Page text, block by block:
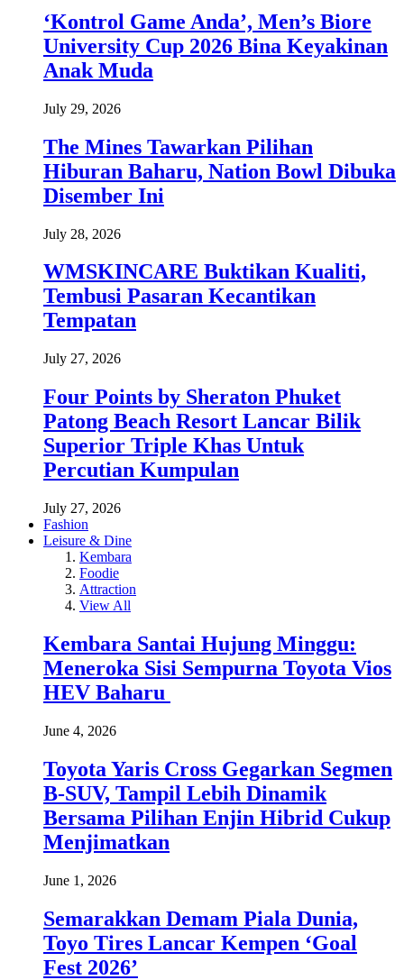
‘Kontrol Game Anda’, Men’s Biore
University Cup 2026 Bina Keyakinan
Anak Muda
July 29, 2026
The Mines Tawarkan Pilihan
Hiburan Baharu, Nation Bowl Dibuka
Disember Ini
July 28, 2026
WMSKINCARE Buktikan Kualiti,
Tembusi Pasaran Kecantikan
Tempatan
July 27, 2026
Four Points by Sheraton Phuket
Patong Beach Resort Lancar Bilik
Superior Triple Khas Untuk
Percutian Kumpulan
July 27, 2026
Fashion
Leisure & Dine
Kembara
Foodie
Attraction
View All
Kembara Santai Hujung Minggu:
Meneroka Sisi Sempurna Toyota Vios
HEV Baharu
June 4, 2026
Toyota Yaris Cross Gegarkan Segmen
B-SUV, Tampil Lebih Dinamik
Bersama Pilihan Enjin Hibrid Cukup
Menjimatkan
June 1, 2026
Semarakkan Demam Piala Dunia,
Toyo Tires Lancar Kempen ‘Goal
Fest 2026’